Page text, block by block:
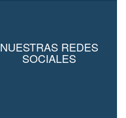
NUESTRAS REDES
SOCIALES